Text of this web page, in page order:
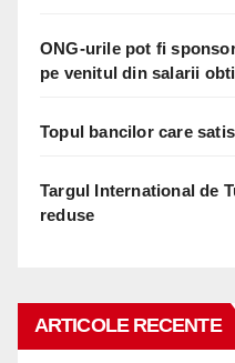
ONG-urile pot fi
pe venitul din salarii
Topul bancilor care
Targul International de
reduse
ARTICOLE RECENTE